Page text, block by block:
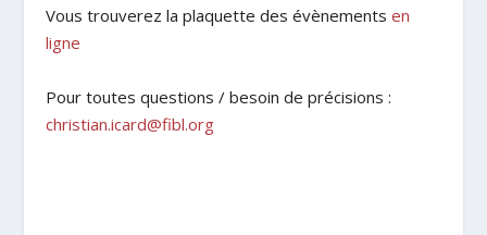
Vous trouverez la plaquette des évènements en
ligne
Pour toutes questions / besoin de précisions :
christian.icard@fibl.org